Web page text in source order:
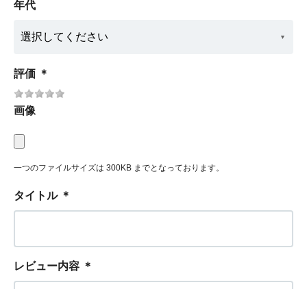
年代
評価 ＊
画像
一つのファイルサイズは 300KB までとなっております。
タイトル ＊
レビュー内容 ＊